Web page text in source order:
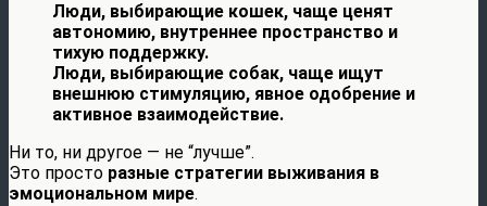
Люди, выбирающие кошек, чаще ценят
автономию, внутреннее пространство и
тихую поддержку.
Люди, выбирающие собак, чаще ищут
внешнюю стимуляцию, явное одобрение и
активное взаимодействие.
Ни то, ни другое — не “лучше”.
Это просто разные стратегии выживания в
эмоциональном мире.